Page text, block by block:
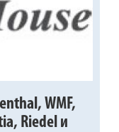
WMF,
Riedel и